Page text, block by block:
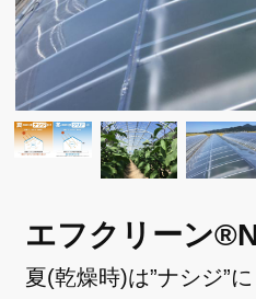
エフクリーン
夏(乾燥時)は”ナシジ”